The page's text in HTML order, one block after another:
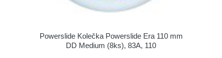
Powerslide Kolečka Powerslide Era 110 mm
DD Medium (8ks), 83A, 110